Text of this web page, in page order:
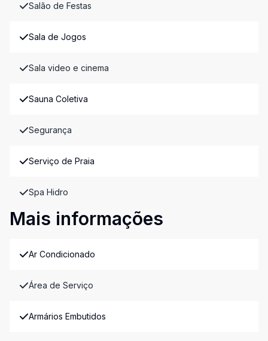
Salão de Festas
Sala de Jogos
Sala video e cinema
Sauna Coletiva
Segurança
Serviço de Praia
Spa Hidro
Mais informações
Ar Condicionado
Área de Serviço
Armários Embutidos